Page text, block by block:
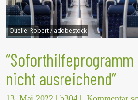
Quelle:Robert / adobestock
“Soforthilfeprogramm
nicht ausreichend”